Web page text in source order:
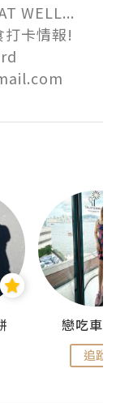
WELL...
卡情報!
戀吃車
追蹤